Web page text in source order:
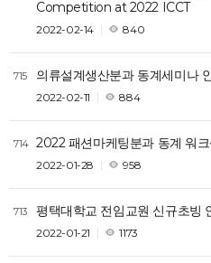
Competition at 2022 ICCT
2022-02-14 840
715 의류설계생산분과 동계세미나
2022-02-11 884
714 2022 패션마케팅분과 동계 워
2022-01-28 958
713 평택대학교 전임교원 신규초빙
2022-01-21 1173